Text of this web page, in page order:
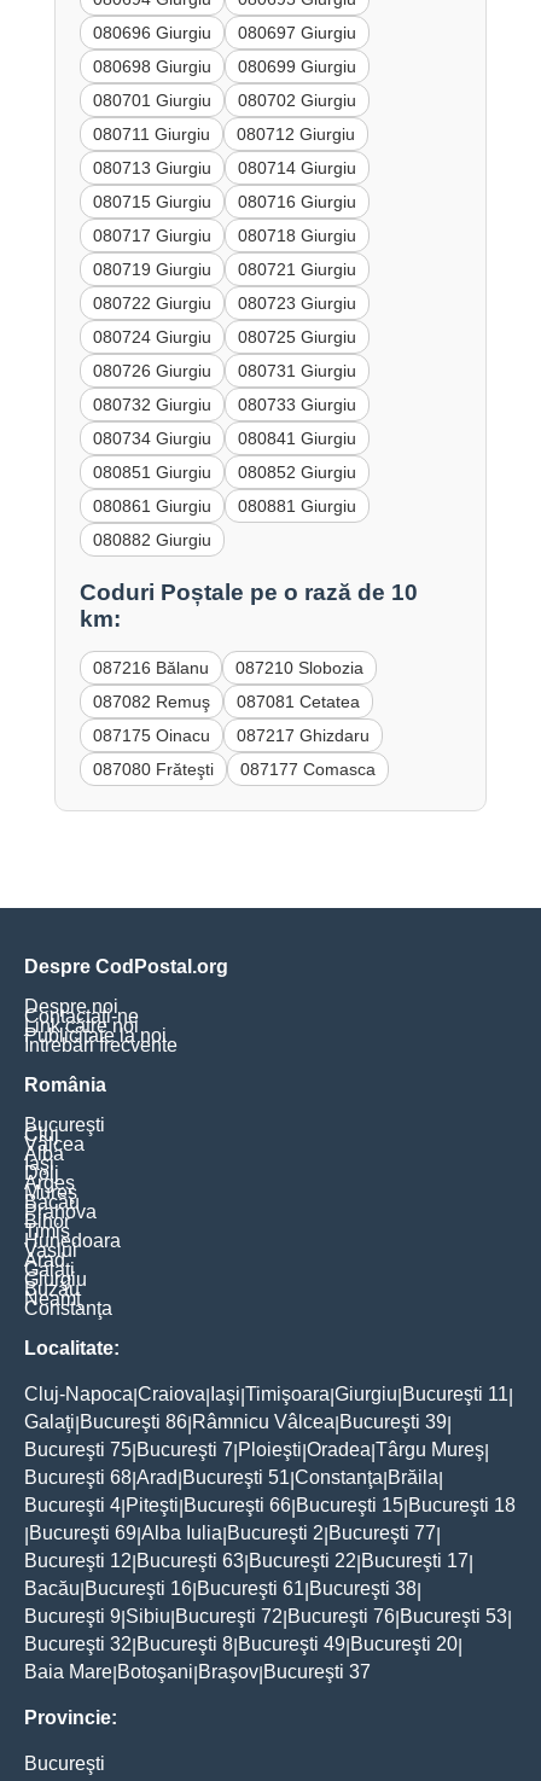
080696 Giurgiu
080697 Giurgiu
080698 Giurgiu
080699 Giurgiu
080701 Giurgiu
080702 Giurgiu
080711 Giurgiu
080712 Giurgiu
080713 Giurgiu
080714 Giurgiu
080715 Giurgiu
080716 Giurgiu
080717 Giurgiu
080718 Giurgiu
080719 Giurgiu
080721 Giurgiu
080722 Giurgiu
080723 Giurgiu
080724 Giurgiu
080725 Giurgiu
080726 Giurgiu
080731 Giurgiu
080732 Giurgiu
080733 Giurgiu
080734 Giurgiu
080841 Giurgiu
080851 Giurgiu
080852 Giurgiu
080861 Giurgiu
080881 Giurgiu
080882 Giurgiu
Coduri Poștale pe o rază de 10
km:
087216 Bălanu
087210 Slobozia
087082 Remuş
087081 Cetatea
087175 Oinacu
087217 Ghizdaru
087080 Frăteşti
087177 Comasca
Despre CodPostal.org
Despre noi
Contactați-ne
Link către noi
Publicitate la noi
Întrebări frecvente
România
Bucureşti
Cluj
Vâlcea
Alba
Iaşi
Dolj
Argeş
Mureş
Bacău
Prahova
Bihor
Timiş
Hunedoara
Vaslui
Arad
Galaţi
Giurgiu
Buzău
Neamţ
Constanţa
Localitate:
Cluj-Napoca Craiova Iaşi Timişoara Giurgiu Bucureşti 11
Galaţi Bucureşti 86 Râmnicu Vâlcea Bucureşti 39
Bucureşti 75 Bucureşti 7 Ploieşti Oradea Târgu Mureş
Bucureşti 68 Arad Bucureşti 51 Constanţa Brăila
Bucureşti 4 Piteşti Bucureşti 66 Bucureşti 15 Bucureşti 18
Bucureşti 69 Alba Iulia Bucureşti 2 Bucureşti 77
Bucureşti 12 Bucureşti 63 Bucureşti 22 Bucureşti 17
Bacău Bucureşti 16 Bucureşti 61 Bucureşti 38
Bucureşti 9 Sibiu Bucureşti 72 Bucureşti 76 Bucureşti 53
Bucureşti 32 Bucureşti 8 Bucureşti 49 Bucureşti 20
Baia Mare Botoşani Braşov Bucureşti 37
Provincie:
Bucureşti